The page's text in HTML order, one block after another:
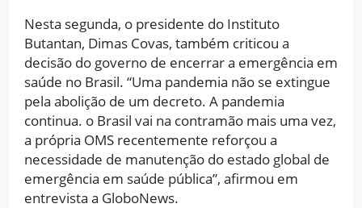
Nesta segunda, o presidente do Instituto
Butantan, Dimas Covas, também criticou a
decisão do governo de encerrar a emergência em
saúde no Brasil. “Uma pandemia não se extingue
pela abolição de um decreto. A pandemia
continua. o Brasil vai na contramão mais uma vez,
a própria OMS recentemente reforçou a
necessidade de manutenção do estado global de
emergência em saúde pública”, afirmou em
entrevista a GloboNews.